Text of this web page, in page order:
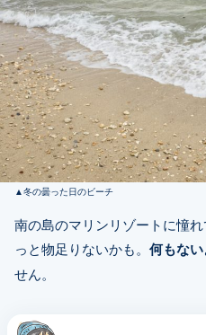
冬の曇った日のビーチ
南の島のマリンリゾートに憧
っと物足りないかも。 何もな
せん。